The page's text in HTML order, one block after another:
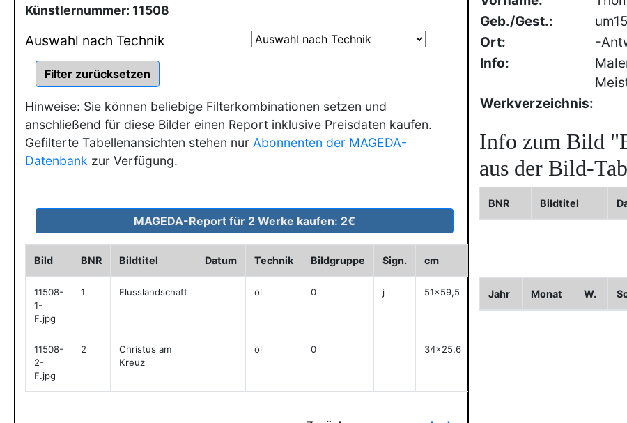
Künstlernummer: 11508
Auswahl nach Technik
Hinweise: Sie können beliebige Filterkombinationen setzen und
anschließend für diese Bilder einen Report inklusive Preisdaten kaufen.
Gefilterte Tabellenansichten stehen nur Abonnenten der MAGEDA-
Datenbank zur Verfügung.
Bild BNR Bildtitel Datum Technik Bildgruppe Sign. cm
11508-
1-
F.jpg
1 Flusslandschaft öl 0 j
51x59,5
11508-
2-
F.jpg
2
Christus am
Kreuz
öl 0
34x25,6
Geb./Gest.:
Ort:
-
Info:
Werkverzeichnis:
Info zum Bild
aus der Bild-
BNR Bildtitel
Jahr Monat W.